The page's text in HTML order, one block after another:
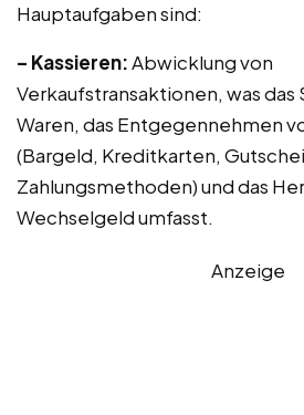
Hauptaufgaben sind:
– Kassieren:Abwicklung von
Verkaufstransaktionen, was das
Waren, das Entgegennehmen
(Bargeld, Kreditkarten,
Zahlungsmethoden) und das
Wechselgeld umfasst.
Anzeige